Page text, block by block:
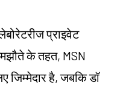
प्राइवेट
के तहत, MSN
जिम्मेदार है, जबकि डॉ